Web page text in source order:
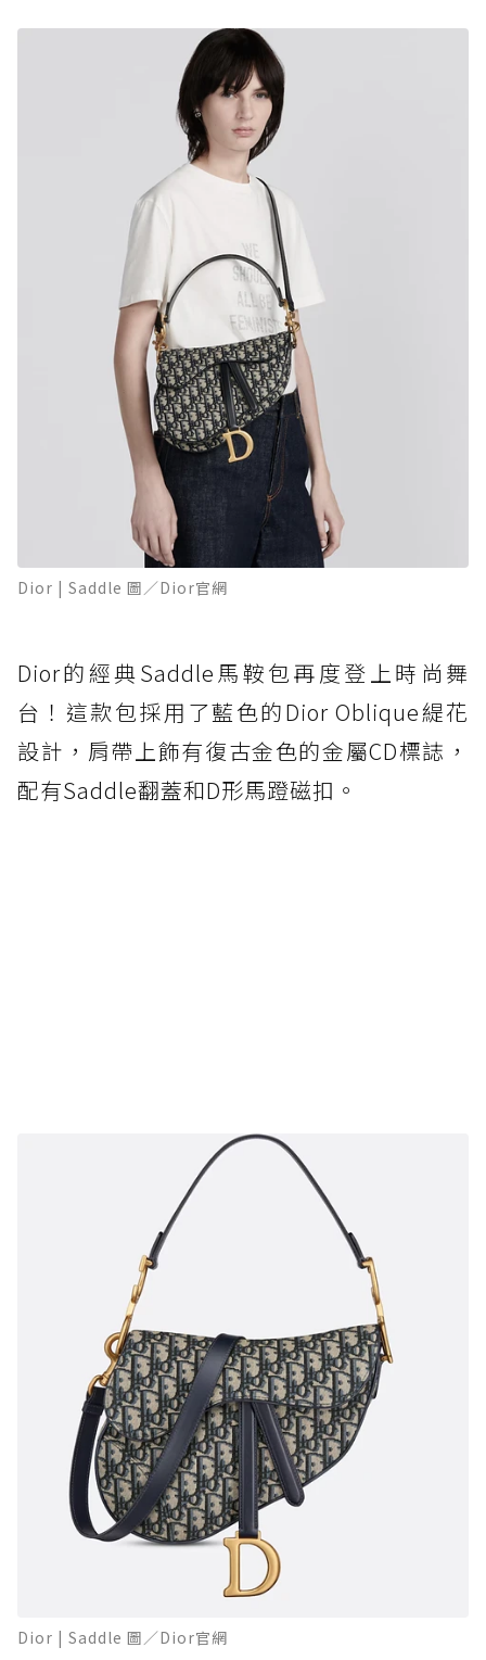
Dior | Saddle 圖／Dior官網
Dior的經典Saddle馬鞍包再度登上時尚舞
台！這款包採用了藍色的Dior Oblique緹花
設計，肩帶上飾有復古金色的金屬CD標誌，
配有Saddle翻蓋和D形馬蹬磁扣。
Dior | Saddle 圖／Dior官網